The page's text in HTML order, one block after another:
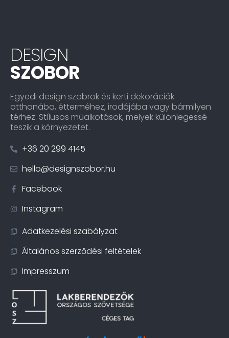
DESIGN
SZOBOR
Egyedi design szobrok és kerti dekorációk
otthonába, étterméhez, irodájába vagy bármilyen
térhez. Stílusos műalkotások, melyek különlegessé
teszik a környezetet.
+36 20 299 4145
hello@designszobor.hu
Facebook
Instagram
Adatkezelési szabályzat
Általános szerződési feltételek
Impresszum